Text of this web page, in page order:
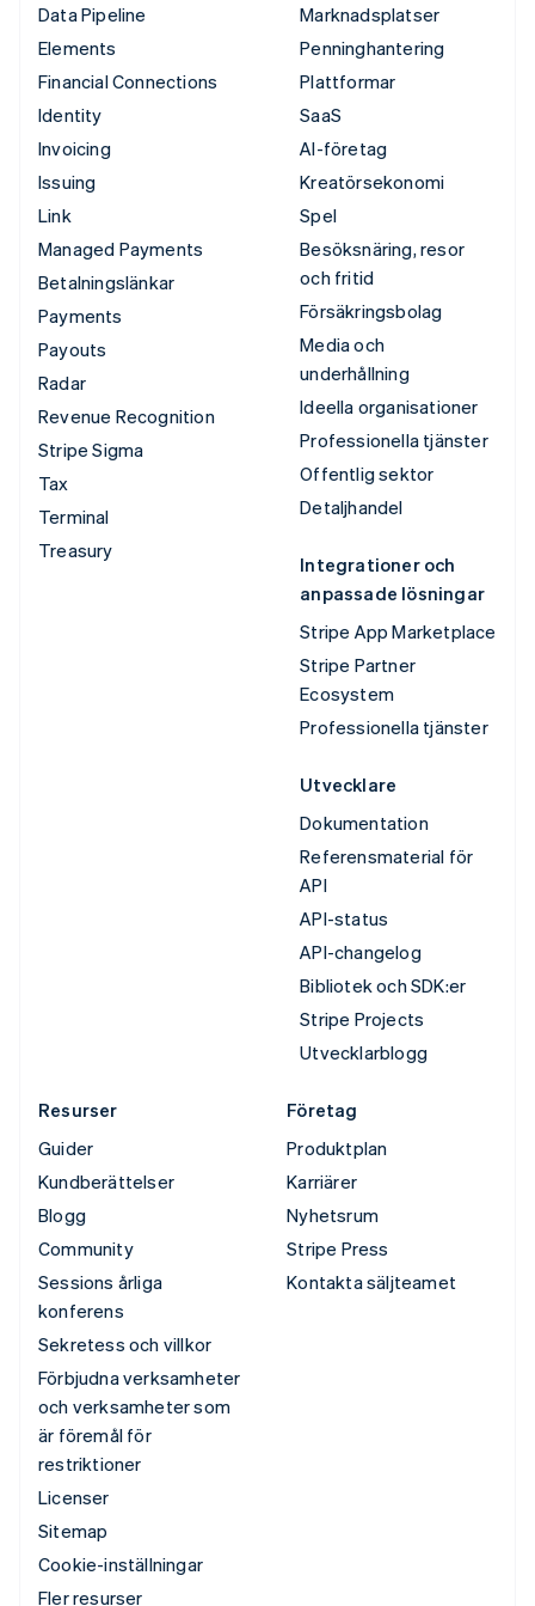
Data Pipeline
Elements
Financial Connections
Identity
Invoicing
Issuing
Link
Managed Payments
Betalningslänkar
Payments
Payouts
Radar
Revenue Recognition
Stripe Sigma
Tax
Terminal
Treasury
Marknadsplatser
Penninghantering
Plattformar
SaaS
AI-företag
Kreatörsekonomi
Spel
Besöksnäring, resor
och fritid
Försäkringsbolag
Media och
underhållning
Ideella organisationer
Professionella tjänster
Offentlig sektor
Detaljhandel
Integrationer och
anpassade lösningar
Stripe App Marketplace
Stripe Partner
Ecosystem
Professionella tjänster
Utvecklare
Dokumentation
Referensmaterial för
API
API-status
API-changelog
Bibliotek och SDK:er
Stripe Projects
Utvecklarblogg
Resurser
Guider
Kundberättelser
Blogg
Community
Sessions årliga
konferens
Sekretess och villkor
Förbjudna verksamheter
och verksamheter som
är föremål för
restriktioner
Licenser
Sitemap
Cookie-inställningar
Fler resurser
Företag
Produktplan
Karriärer
Nyhetsrum
Stripe Press
Kontakta säljteamet